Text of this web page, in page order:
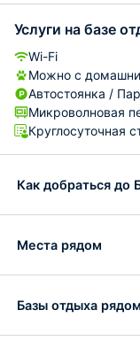
Услуги на базе
Wi-Fi
Можно с
Автостоянка /
Микроволновая
Круглосуточная
Как добраться до
Места рядом
Базы отдыха рядом